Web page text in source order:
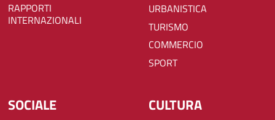
RAPPORTI
INTERNAZIONALI
URBANISTICA
TURISMO
COMMERCIO
SPORT
SOCIALE CULTURA